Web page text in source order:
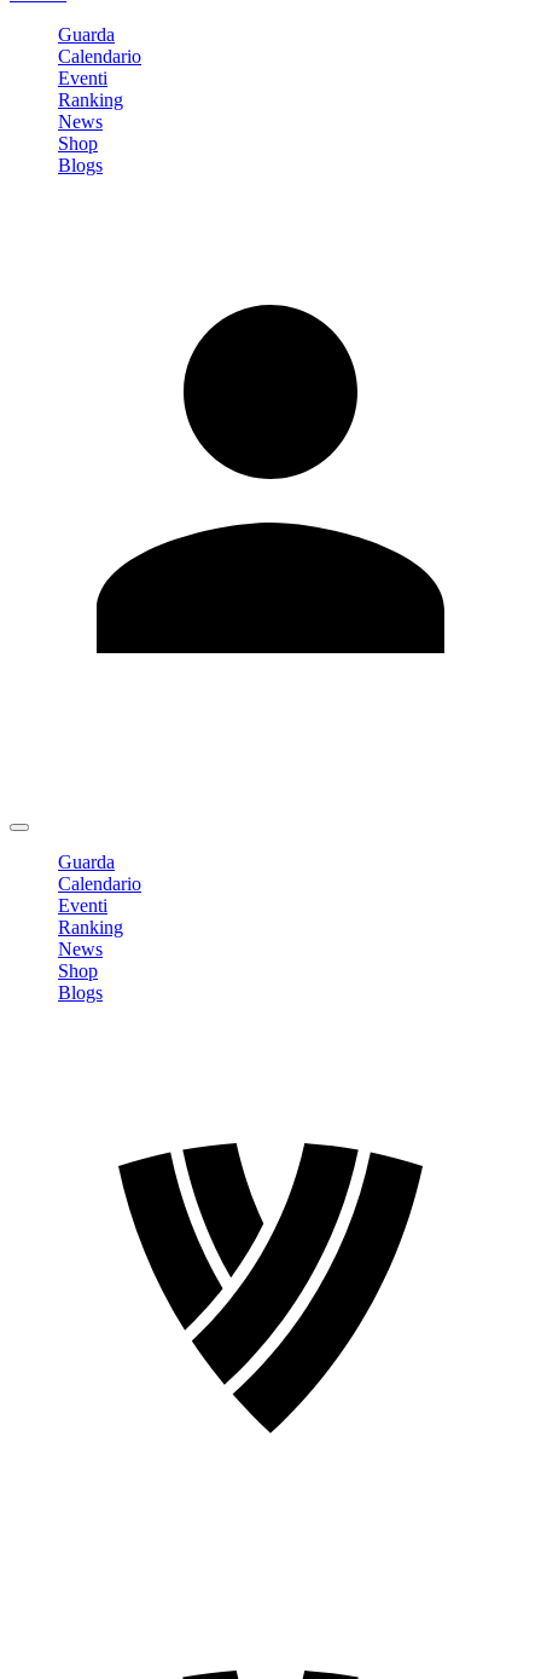
Guarda
Calendario
Eventi
Ranking
News
Shop
Blogs
Guarda
Calendario
Eventi
Ranking
News
Shop
Blogs